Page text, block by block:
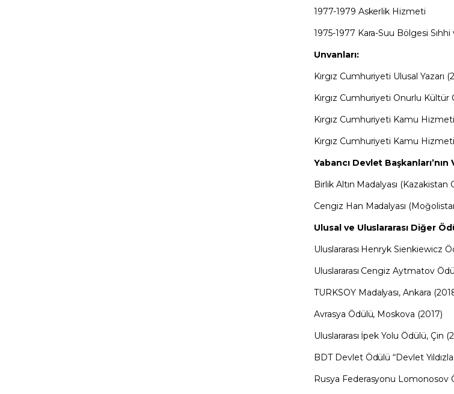
1977-1979 Askerlik Hizmeti
1975-1977 Kara-Suu Bölgesi
Unvanları:
Kırgız Cumhuriyeti Ulusal Yazarı
Kırgız Cumhuriyeti Onurlu Kültür
Kırgız Cumhuriyeti Kamu Hizmeti
Kırgız Cumhuriyeti Kamu
Yabancı Devlet
Birlik Altın Madalyası
Cengiz Han Madalyası
Ulusal ve Uluslararası Diğer
Uluslararası Henryk Sienkiewicz
Uluslararası Cengiz Aytmatov
TURKSOY Madalyası, Ankara
Avrasya Ödülü, Moskova (2017)
Uluslararası İpek Yolu Ödülü, Çin
BDT Devlet Ödülü “Devlet
Rusya Federasyonu Lomonosov